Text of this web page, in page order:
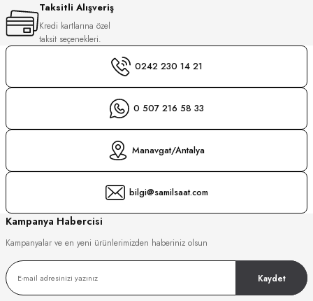
Taksitli Alışveriş
Kredi kartlarına özel
taksit seçenekleri.
0242 230 14 21
0 507 216 58 33
Manavgat/Antalya
bilgi@samilsaat.com
Kampanya Habercisi
Kampanyalar ve en yeni ürünlerimizden haberiniz olsun
Kaydet
MANOIR
WATCH
WATCH